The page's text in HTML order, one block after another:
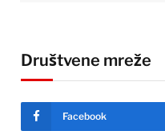
Društvene mreže
Facebook